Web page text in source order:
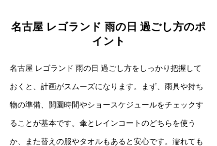
名古屋 レゴランド 雨の日 過ごし方のポ
イント
名古屋 レゴランド 雨の日 過ごし方をしっかり把握して
おくと、計画がスムーズになります。まず、雨具や持ち
物の準備、開園時間やショースケジュールをチェックす
ることが基本です。傘とレインコートのどちらを使う
か、また替えの服やタオルもあると安心です。濡れても